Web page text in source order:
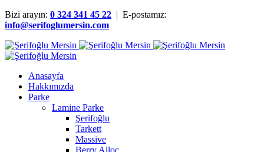
Bizi arayın: 0 324 341 45 22 | E-postamız:
info@serifoglumersin.com
Anasayfa
Hakkımızda
Parke
Lamine Parke
Şerifoğlu
Tarkett
Massive
Berry Alloc